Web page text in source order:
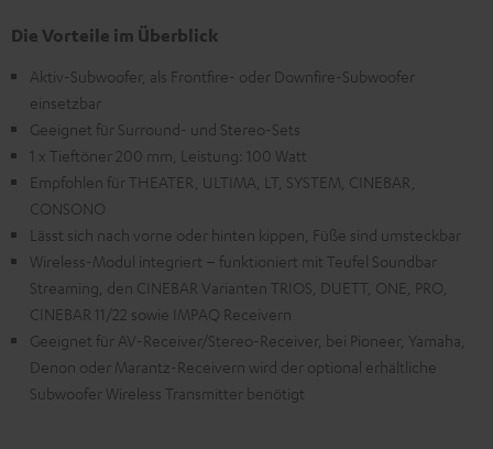
Die Vorteile im Überblick
Aktiv-Subwoofer, als Frontfire- oder Downfire-Subwoofer
einsetzbar
Geeignet für Surround- und Stereo-Sets
1 x Tieftöner 200 mm, Leistung: 100 Watt
Empfohlen für THEATER, ULTIMA, LT, SYSTEM, CINEBAR,
CONSONO
Lässt sich nach vorne oder hinten kippen, Füße sind umsteckbar
Wireless-Modul integriert – funktioniert mit Teufel Soundbar
Streaming, den CINEBAR Varianten TRIOS, DUETT, ONE, PRO,
CINEBAR 11/22 sowie IMPAQ Receivern
Geeignet für AV-Receiver/Stereo-Receiver, bei Pioneer, Yamaha,
Denon oder Marantz-Receivern wird der optional erhältliche
Subwoofer Wireless Transmitter benötigt